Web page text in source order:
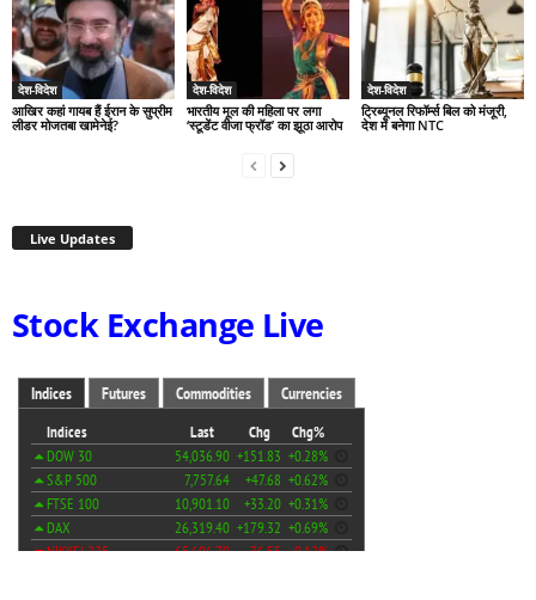
देश-विदेश
आखिर कहां गायब हैं ईरान के सुप्रीम
लीडर मोजतबा खामेनेई?
देश-विदेश
भारतीय मूल की महिला पर लगा
‘स्टूडेंट वीजा फ्रॉड’ का झूठा आरोप
देश-विदेश
ट्रिब्यूनल रिफॉर्म्स बिल को मंजूरी,
देश में बनेगा NTC
Live Updates
Stock Exchange Live